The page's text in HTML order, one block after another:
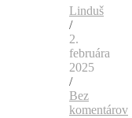
Linduš
/
2.
februára
2025
/
Bez
komentárov